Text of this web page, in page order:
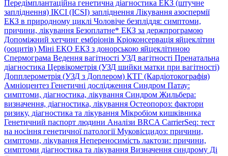
Передімплантаційна генетична діагностика ЕКЗ (штучне
запліднення) ІКСІ (ICSI) запліднення Лікування азоспермії
ЕКЗ в природному циклі Чоловіче безпліддя: симптоми,
причини, лікування Безоплатне* ЕКЗ за держпрограмою
Допоміжний хетчинг ембріонів Кріоконсервація яйцеклітин
(ооцитів) Міні ЕКО ЕКЗ з донорською яйцеклітиною
Спермограма Ведення вагітності УЗД вагітності Пренатальна
діагностика Цервікометрія (УЗД шийки матки при вагітності)
Допплерометрія (УЗД з Доплером) КТГ (Кардіотокографія)
Амніоцентез Генетичні дослідження Синдром Патау:
симптоми, дiагностика, лiкування Синдром Жильбера:
визначення, діагностика, лікування Остеопороз: фактори
ризику, діагностика та лікування Мікробіом кишківника
Генетичний паспорт людини Аналізи BRCA CarrierSeq: тест
на носіння генетичної патологіїМуковісцидоз: причини,
симптоми, лікування Непереносимість лактози: причини,
симптоми діагностика та лікування Визначення синдрому Ді